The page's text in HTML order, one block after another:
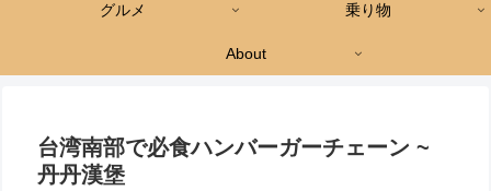
グルメ 乗り物
About
台湾南部で必食ハンバーガーチェーン ~
丹丹漢堡